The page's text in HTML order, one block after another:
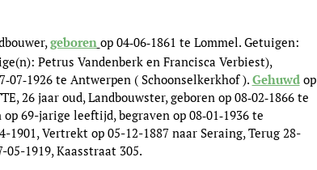
geboren op 04‑06‑1861 te Lommel. Getuigen:
Petrus Vandenberk en Francisca Verbiest),
te Antwerpen ( Schoonselkerkhof ). Gehuwdop
26 jaar oud, Landbouwster, geboren op 08‑02‑1866 te
69-jarige leeftijd, begraven op 08‑01‑1936 te
Vertrekt op 05-12-1887 naar Seraing, Terug 28-
1919, Kaasstraat 305.